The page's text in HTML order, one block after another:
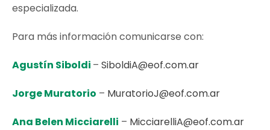
especializada.
Para más información comunicarse con:
Agustín Siboldi – SiboldiA@eof.com.ar
Jorge Muratorio – MuratorioJ@eof.com.ar
Ana Belen Micciarelli – MicciarelliA@eof.com.ar